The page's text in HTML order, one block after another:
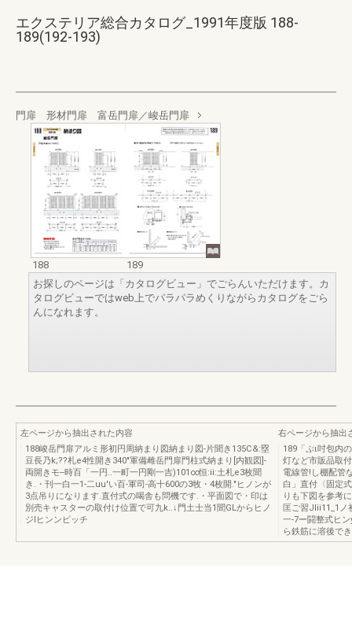
エクステリア総合カタログ_1991年度版 188-
189(192-193)
門扉 形材門扉 富岳門扉／峻岳門扉
188
189
お探しのページは「カタログビュー」でごらんいただけます。カ
タログビューではweb上でパラパラめくりながらカタログをごら
んになれます。
左ページから抽出された内容
188峻岳門扉アルミ形初円周納まり図納まり図-片聞き135C&:塁
豆長乃k;??札e4性開き340"軍備雌岳門扉門柱式納まり[内観図]-
両開きモ--時百「一円..一町一円剛一吉)101∞恒:ii:土札e3枚聞
き.・刊一白一1-二uu'い百-軍司-高十600の3牧・4枚開."ヒノンが
3点吊りになります.直付式の喝舎も問機です.・平面図で・印は
別売キャスターの取付け位置で可九k..↓門土士当1聞GLからヒノ
ジlヒンンピッチ
右ページから抽出
189「ぷι吋包内
灯など市販品取
電線管!し棚配管
白」直付〈固定
りも下図を参考
匡ご習JIii11_1
一-7ー闘整式ヒ
ら鉄筋に溶後で